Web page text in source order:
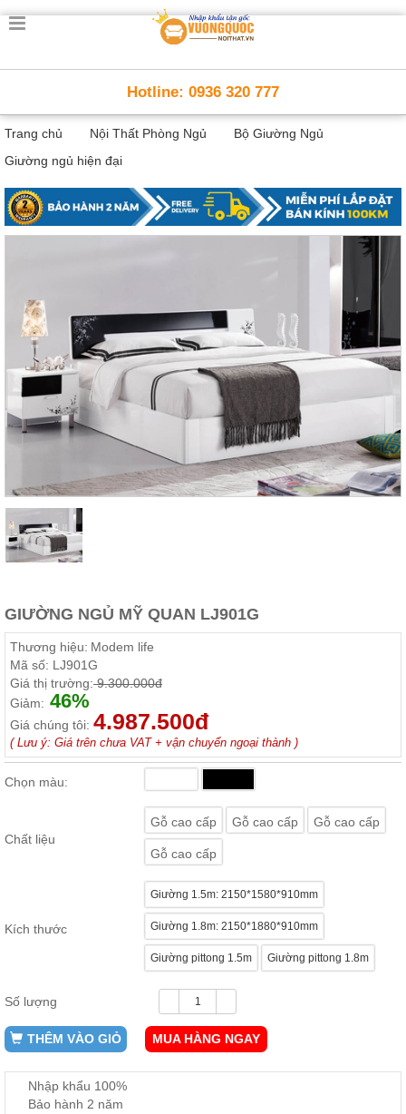
Trang
Thông
Minh
Nội
thất
minh
Nội
Giường
Nội
Thất
Phòng
trà...
Nội
Phòng
Giường
áo, bàn
trang
điểm
Nội
Thất
ghế
Thất
Vườn
Bàn
ban
công,
Hotline: 0936 320 777
Trang chủ Nội Thất Phòng Ngủ
Bộ Giường Ngủ
Giường ngủ hiện đại
GIƯỜNG NGỦ MỸ QUAN LJ901G
Thương hiệu: Modem life
Mã số: LJ901G
Giá thị trường:9.300.000đ
Giảm: 46%
Giá chúng tôi: 4.987.500đ
( Lưu ý: Giá trên chưa VAT + vận chuyển ngoại thành )
Chọn màu:
Chất liệu
Gỗ cao cấp Gỗ cao cấp Gỗ cao cấp
Gỗ cao cấp
Kích thước
Giường 1.5m: 2150*1580*910mm
Giường 1.8m: 2150*1880*910mm
Giường pittong 1.5m Giường pittong 1.8m
Số lượng
THÊM VÀO GIỎ MUA HÀNG NGAY
Nhập khẩu 100%
Bảo hành 2 năm